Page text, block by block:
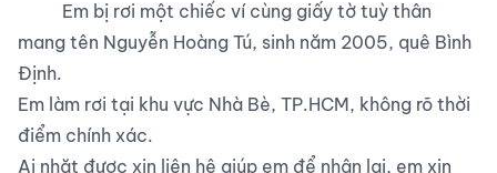
mang tên Nguyễn Hoàng Tú, sinh năm 2005, quê Bình
Định.
Em làm rơi tại khu vực Nhà Bè, TP.HCM, không rõ thời
điểm chính xác.
Ai nhặt được xin liên hệ giúp em để nhận lại, em xin